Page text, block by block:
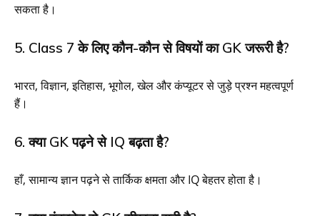
सकता है।
5. Class 7 के लिए कौन-कौन से विषयों का GK जरूरी है?
भारत, विज्ञान, इतिहास, भूगोल, खेल और कंप्यूटर से जुड़े प्रश्न महत्वपूर्ण
हैं।
6. क्या GK पढ़ने से IQ बढ़ता है?
हाँ, सामान्य ज्ञान पढ़ने से तार्किक क्षमता और IQ बेहतर होता है।